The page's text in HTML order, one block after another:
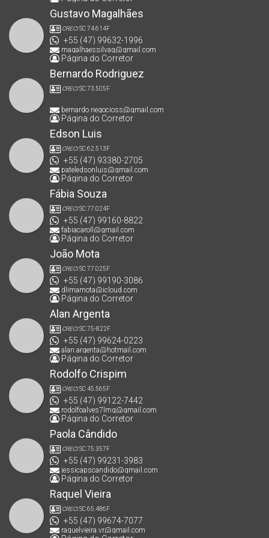
Gustavo Magalhães
CRECISC 74.614F
+55 (47) 99632-1996
magalhaessilvag@gmail.com
Página do Corretor
Bernardo Rodriguez
CRECISC 73.505F
bernardo.negocioss@gmail.com
Página do Corretor
Edson Luis
CRECISC 62.513F
+55 (47) 93380-2705
pateledsonluis@gmail.com
Página do Corretor
Fábia Souza
CRECISC 77.024F
+55 (47) 99160-8822
fabiacaroll@gmail.com
Página do Corretor
João Mota
CRECISC 77.025F
+55 (47) 99190-3086
dlimamota@icloud.com
Página do Corretor
Alan Argenta
CRECISC 75-822F
+55 (47) 99624-0223
alan.argenta@hotmail.com
Página do Corretor
Rodolfo Crispim
CRECISC 45.565F
+55 (47) 99122-7442
rodolfoalves7lmg@gmail.com
Página do Corretor
Paola Cândido
CRECISC 75.357F
+55 (47) 99231-3983
jessicapscandido@gmail.com
Página do Corretor
Raquel Vieira
CRECISC 65.486F
+55 (47) 99674-7077
raquelvieira.vr@gmail.com